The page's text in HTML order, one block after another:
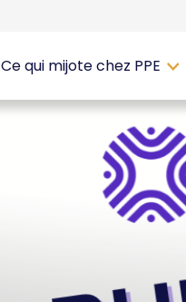
Ce qui mijote chez PPE